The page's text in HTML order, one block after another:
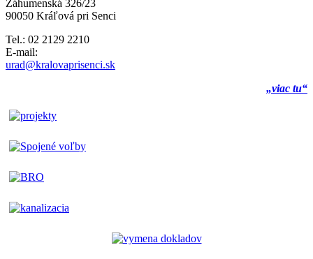
Záhumenská 326/23
90050 Kráľová pri Senci
Tel.: 02 2129 2210
E-mail:
urad@kralovaprisenci.sk
„viac tu“